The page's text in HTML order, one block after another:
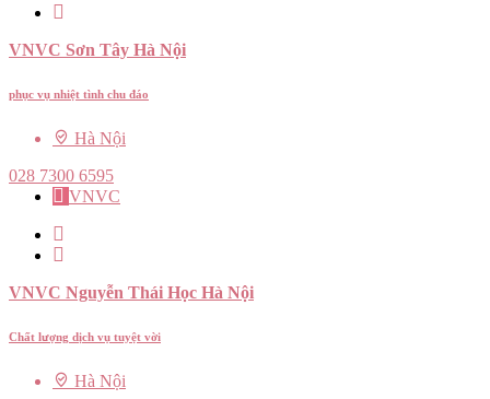
VNVC Sơn Tây Hà Nội
phục vụ nhiệt tình chu đáo
Hà Nội
028 7300 6595
VNVC
VNVC Nguyễn Thái Học Hà Nội
Chất lượng dịch vụ tuyệt vời
Hà Nội